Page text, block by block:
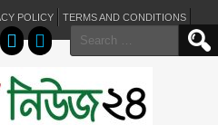
POLICY TERMS AND CONDITIONS
Search
for: